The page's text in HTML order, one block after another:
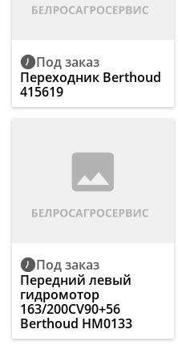
Под заказ
Переходник Berthoud
415619
Под заказ
Передний левый
гидромотор
163/200CV90+56
Berthoud HM0133